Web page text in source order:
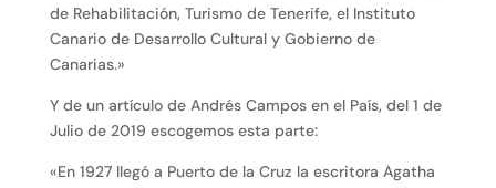
de Rehabilitación, Turismo de Tenerife, el Instituto
Canario de Desarrollo Cultural y Gobierno de
Canarias.»
Y de un artículo de Andrés Campos en el País, del 1 de
Julio de 2019 escogemos esta parte:
«En 1927 llegó a Puerto de la Cruz la escritora Agatha